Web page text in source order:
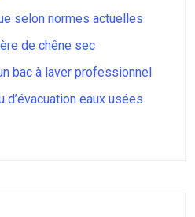
selon normes actuelles
de chêne sec
bac à laver professionnel
d’évacuation eaux usées